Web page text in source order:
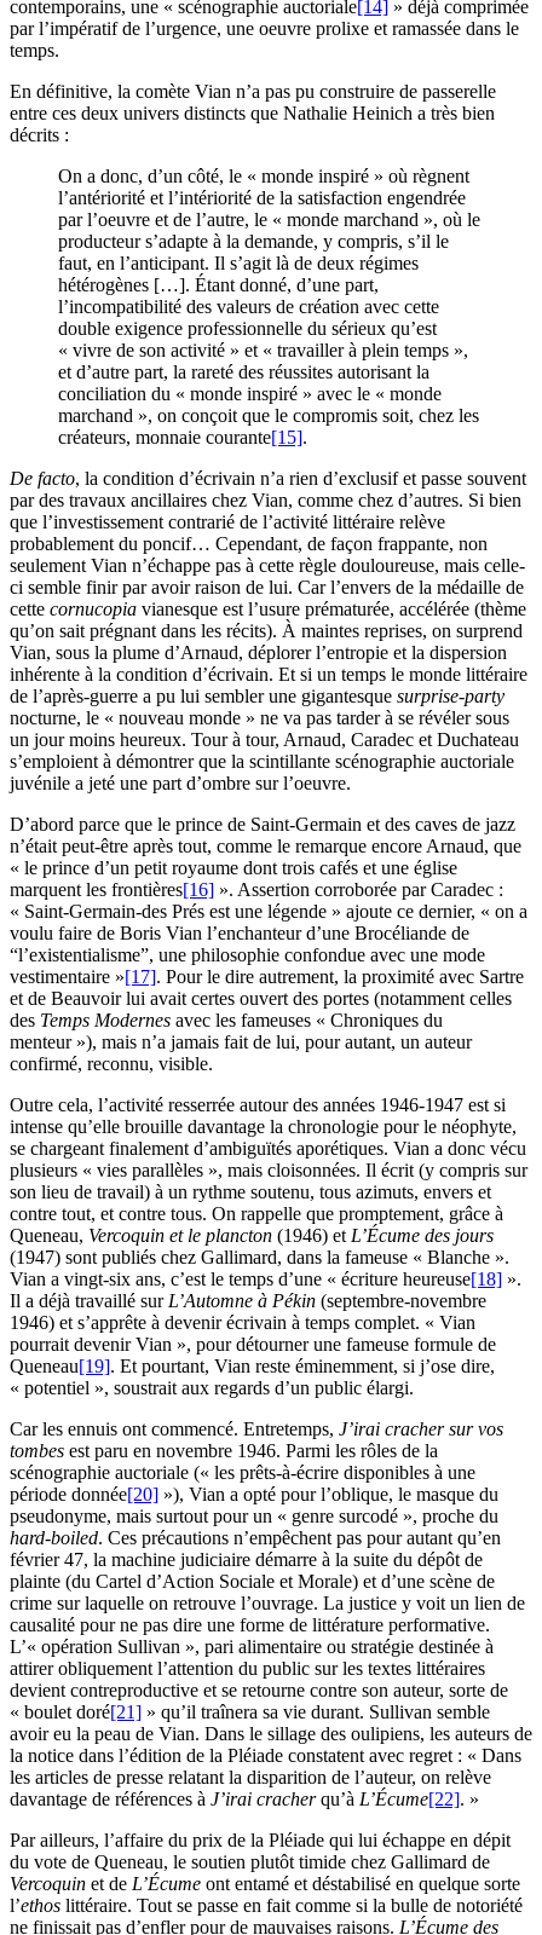
contemporains, une « scénographie auctoriale[14] » déjà comprimée
par l’impératif de l’urgence, une oeuvre prolixe et ramassée dans le
temps.
En définitive, la comète Vian n’a pas pu construire de passerelle
entre ces deux univers distincts que Nathalie Heinich a très bien
décrits :
On a donc, d’un côté, le « monde inspiré » où règnent
l’antériorité et l’intériorité de la satisfaction engendrée
par l’oeuvre et de l’autre, le « monde marchand », où le
producteur s’adapte à la demande, y compris, s’il le
faut, en l’anticipant. Il s’agit là de deux régimes
hétérogènes […]. Étant donné, d’une part,
l’incompatibilité des valeurs de création avec cette
double exigence professionnelle du sérieux qu’est
« vivre de son activité » et « travailler à plein temps »,
et d’autre part, la rareté des réussites autorisant la
conciliation du « monde inspiré » avec le « monde
marchand », on conçoit que le compromis soit, chez les
créateurs, monnaie courante[15].
De facto, la condition d’écrivain n’a rien d’exclusif et passe souvent
par des travaux ancillaires chez Vian, comme chez d’autres. Si bien
que l’investissement contrarié de l’activité littéraire relève
probablement du poncif… Cependant, de façon frappante, non
seulement Vian n’échappe pas à cette règle douloureuse, mais celle-
ci semble finir par avoir raison de lui. Car l’envers de la médaille de
cette cornucopia vianesque est l’usure prématurée, accélérée (thème
qu’on sait prégnant dans les récits). À maintes reprises, on surprend
Vian, sous la plume d’Arnaud, déplorer l’entropie et la dispersion
inhérente à la condition d’écrivain. Et si un temps le monde littéraire
de l’après-guerre a pu lui sembler une gigantesque surprise-party
nocturne, le « nouveau monde » ne va pas tarder à se révéler sous
un jour moins heureux. Tour à tour, Arnaud, Caradec et Duchateau
s’emploient à démontrer que la scintillante scénographie auctoriale
juvénile a jeté une part d’ombre sur l’oeuvre.
D’abord parce que le prince de Saint-Germain et des caves de jazz
n’était peut-être après tout, comme le remarque encore Arnaud, que
« le prince d’un petit royaume dont trois cafés et une église
marquent les frontières[16] ». Assertion corroborée par Caradec :
« Saint-Germain-des Prés est une légende » ajoute ce dernier, « on a
voulu faire de Boris Vian l’enchanteur d’une Brocéliande de
“l’existentialisme”, une philosophie confondue avec une mode
vestimentaire »[17]. Pour le dire autrement, la proximité avec Sartre
et de Beauvoir lui avait certes ouvert des portes (notamment celles
des Temps Modernes avec les fameuses « Chroniques du
menteur »), mais n’a jamais fait de lui, pour autant, un auteur
confirmé, reconnu, visible.
Outre cela, l’activité resserrée autour des années 1946-1947 est si
intense qu’elle brouille davantage la chronologie pour le néophyte,
se chargeant finalement d’ambiguïtés aporétiques. Vian a donc vécu
plusieurs « vies parallèles », mais cloisonnées. Il écrit (y compris sur
son lieu de travail) à un rythme soutenu, tous azimuts, envers et
contre tout, et contre tous. On rappelle que promptement, grâce à
Queneau, Vercoquin et le plancton (1946) et L’Écume des jours
(1947) sont publiés chez Gallimard, dans la fameuse « Blanche ».
Vian a vingt-six ans, c’est le temps d’une « écriture heureuse[18] ».
Il a déjà travaillé sur L’Automne à Pékin (septembre-novembre
1946) et s’apprête à devenir écrivain à temps complet. « Vian
pourrait devenir Vian », pour détourner une fameuse formule de
Queneau[19]. Et pourtant, Vian reste éminemment, si j’ose dire,
« potentiel », soustrait aux regards d’un public élargi.
Car les ennuis ont commencé. Entretemps, J’irai cracher sur vos
tombes est paru en novembre 1946. Parmi les rôles de la
scénographie auctoriale (« les prêts-à-écrire disponibles à une
période donnée[20] »), Vian a opté pour l’oblique, le masque du
pseudonyme, mais surtout pour un « genre surcodé », proche du
hard-boiled. Ces précautions n’empêchent pas pour autant qu’en
février 47, la machine judiciaire démarre à la suite du dépôt de
plainte (du Cartel d’Action Sociale et Morale) et d’une scène de
crime sur laquelle on retrouve l’ouvrage. La justice y voit un lien de
causalité pour ne pas dire une forme de littérature performative.
L’« opération Sullivan », pari alimentaire ou stratégie destinée à
attirer obliquement l’attention du public sur les textes littéraires
devient contreproductive et se retourne contre son auteur, sorte de
« boulet doré[21] » qu’il traînera sa vie durant. Sullivan semble
avoir eu la peau de Vian. Dans le sillage des oulipiens, les auteurs de
la notice dans l’édition de la Pléiade constatent avec regret : « Dans
les articles de presse relatant la disparition de l’auteur, on relève
davantage de références à J’irai cracherqu’à L’Écume[22]. »
Par ailleurs, l’affaire du prix de la Pléiade qui lui échappe en dépit
du vote de Queneau, le soutien plutôt timide chez Gallimard de
Vercoquin et de L’Écume ont entamé et déstabilisé en quelque sorte
l’ethos littéraire. Tout se passe en fait comme si la bulle de notoriété
ne finissait pas d’enfler pour de mauvaises raisons. L’Écume des